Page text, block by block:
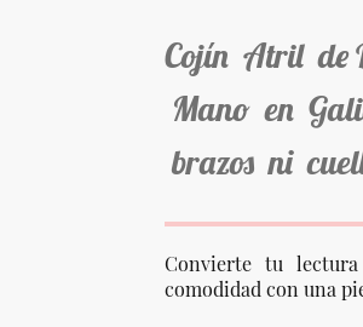
Cojín Atril de
Mano en
brazos ni
Convierte tu
comodidad con una